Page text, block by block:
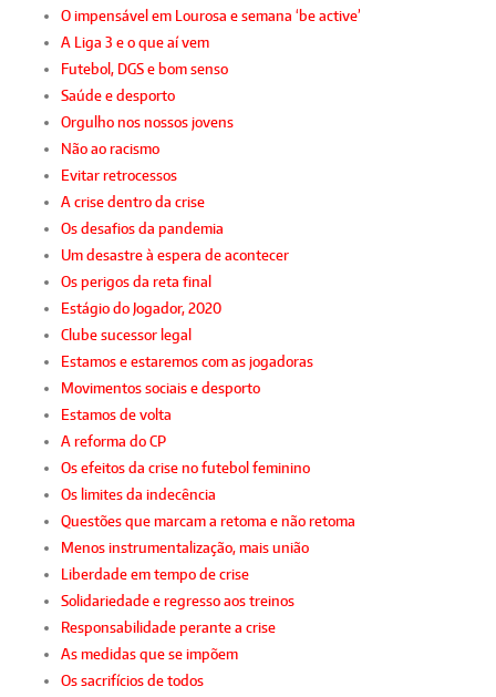
O impensável em Lourosa e semana ‘be active’
A Liga 3 e o que aí vem
Futebol, DGS e bom senso
Saúde e desporto
Orgulho nos nossos jovens
Não ao racismo
Evitar retrocessos
A crise dentro da crise
Os desafios da pandemia
Um desastre à espera de acontecer
Os perigos da reta final
Estágio do Jogador, 2020
Clube sucessor legal
Estamos e estaremos com as jogadoras
Movimentos sociais e desporto
Estamos de volta
A reforma do CP
Os efeitos da crise no futebol feminino
Os limites da indecência
Questões que marcam a retoma e não retoma
Menos instrumentalização, mais união
Liberdade em tempo de crise
Solidariedade e regresso aos treinos
Responsabilidade perante a crise
As medidas que se impõem
Os sacrifícios de todos